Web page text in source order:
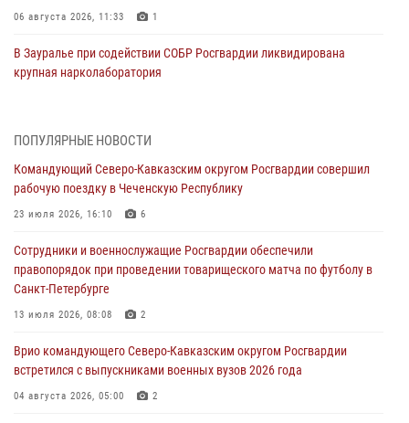
06 августа 2026, 11:33 1
В Зауралье при содействии СОБР Росгвардии ликвидирована
крупная нарколаборатория
В Москве росгвардейцы задержали троих мужчин, устроивших
06 августа 2026, 11:20
Взрывотехники Росгвардии на Ставрополье обезвредили снаряд
06 августа 2026, 11:15
Подвиги героев‑росгвардейцев увековечили в новой музейной
экспозиции белгородского музея‑диорамы «Курская битва.
06 августа 2026, 10:30 3
Охрану общественного порядка и безопасность на футбольном
ПОПУЛЯРНЫЕ НОВОСТИ
Командующий Северо-Кавказским округом Росгвардии совершил
рабочую поездку в Чеченскую Республику
23 июля 2026, 16:10 6
Сотрудники и военнослужащие Росгвардии обеспечили
правопорядок при проведении товарищеского матча по футболу в
Санкт-Петербурге
13 июля 2026, 08:08 2
Врио командующего Северо-Кавказским округом Росгвардии
встретился с выпускниками военных вузов 2026 года
04 августа 2026, 05:00 2